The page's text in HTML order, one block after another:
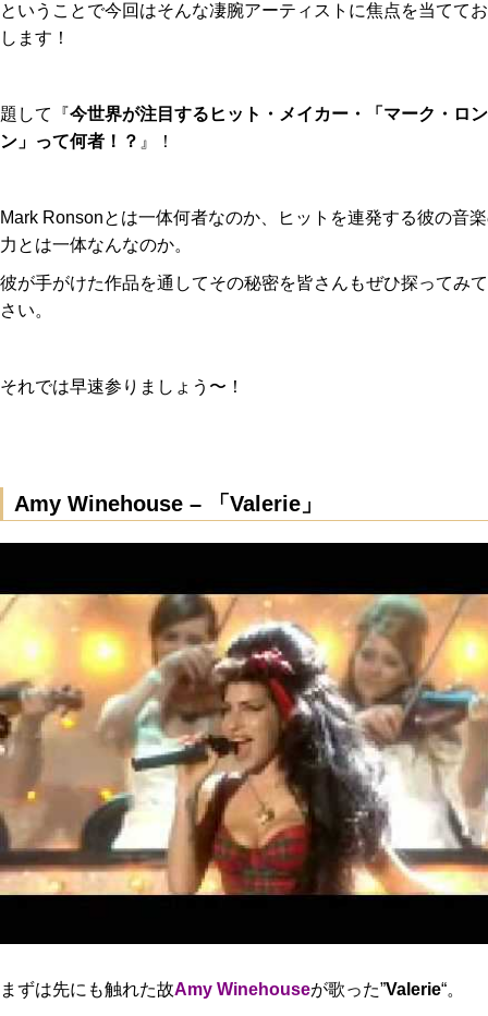
ということで今回はそんな凄腕アーティストに焦点を当てて
します！
題して『今世界が注目するヒット・メイカー・「マーク・ロ
ン」って何者！？ 』！
Mark Ronsonとは一体何者なのか、ヒットを連発する彼の音
力とは一体なんなのか。
彼が手がけた作品を通してその秘密を皆さんもぜひ探ってみ
さい。
それでは早速参りましょう〜！
Amy Winehouse – 「Valerie」
まずは先にも触れた故Amy Winehouseが歌った”Valerie“。